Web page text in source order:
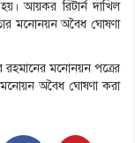
আয়কর রিটার্ন দাখিল
তার মনোনয়ন অবৈধ ঘোষণা
রহমানের মনোনয়ন পত্রের
মনোয়ন অবৈধ ঘোষণা করা